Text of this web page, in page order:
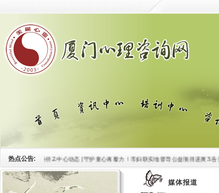
热点公告:
同新路径2.中心动态|守护童心再蓄力！市妇联实地督导公益项目进展3.告别焦虑
媒体报道